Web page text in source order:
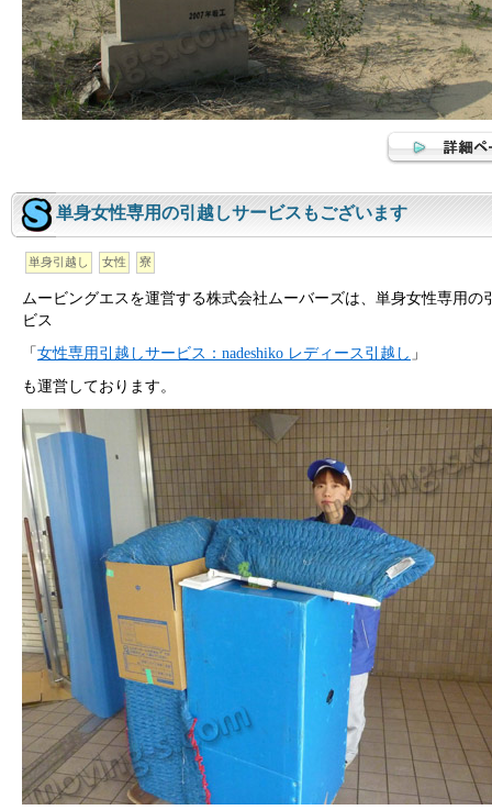
単身女性専用の引越しサービスもございます
単身引越し 女性 寮
ムービングエスを運営する株式会社ムーバーズは、単身女性専用の
ビス
「 女性専用引越しサービス：nadeshiko レディース引越し 」
も運営しております。